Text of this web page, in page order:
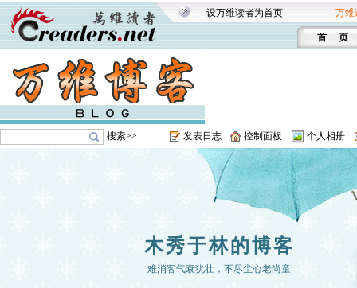
设万维读者为首页 万维
首 页
搜索>> 发表日志 控制面板 个人相册
木秀于林的博客
难消客气衰犹壮，不尽尘心老尚童